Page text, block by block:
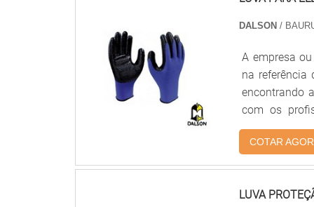
conquistas
escritório de
última
associados
para cada
DALSON/
A empresa
na referência
encontrando
com os
proteção e
demonstrar
qualidade
COTAR
LUVA